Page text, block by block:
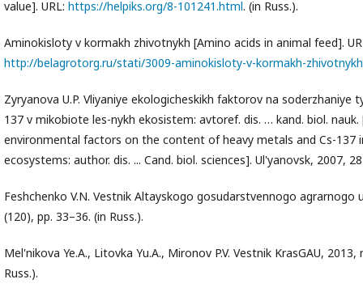
value]. URL: https://helpiks.org/8-101241.html. (in Russ.).
Aminokisloty v kormakh zhivotnykh [Amino acids in animal feed].
http://belagrotorg.ru/stati/3009-aminokisloty-v-kormakh-zhivotnykh
Zyryanova U.P. Vliyaniye ekologicheskikh faktorov na soderzhaniye
137 v mikobiote les-nykh ekosistem: avtoref. dis. … kand. biol.
environmental factors on the content of heavy metals and Cs-
ecosystems: author. dis. ... Cand. biol. sciences]. Ul'yanovsk, 2007,
Feshchenko V.N. Vestnik Altayskogo gosudarstvennogo agrarnogo
(120), pp. 33–36. (in Russ.).
Mel'nikova Ye.A., Litovka Yu.A., Mironov P.V. Vestnik KrasGAU,
Russ.).